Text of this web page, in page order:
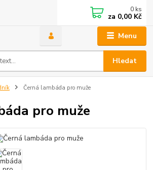
Menu
Hledat
0 ks
za 0,00 Kč
Černá lambáda pro muže
pro muže